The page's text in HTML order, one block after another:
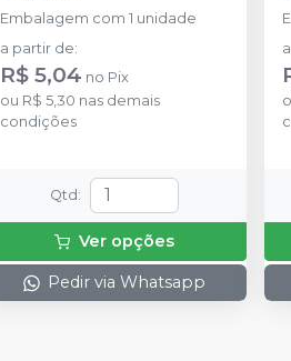
Embalagem com 1 unidade
a partir de:
R$ 5,04 no Pix
ou R$ 5,30 nas demais
condições
Qtd :
Ver opções
Pedir via Whatsapp